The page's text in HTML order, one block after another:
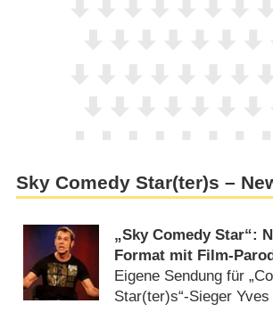
Sky Comedy Star(ter)s –
„Sky Comedy Star“:
Format mit Film-
Eigene Sendung für
Star(ter)s“-Sieger